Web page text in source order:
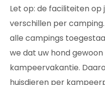
Let op: de faciliteiten
verschillen per camping.
alle campings
we dat uw hond
kampeervakantie.
huisdieren per